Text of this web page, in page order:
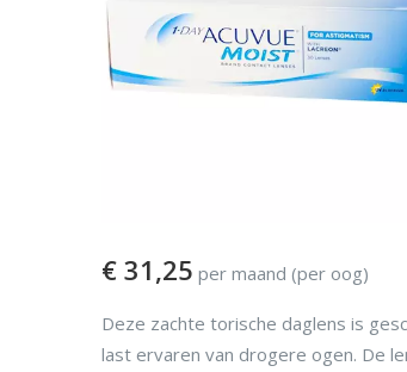
€ 31,25 per maand (per oog)
Deze zachte torische daglens is
last ervaren van drogere ogen. De